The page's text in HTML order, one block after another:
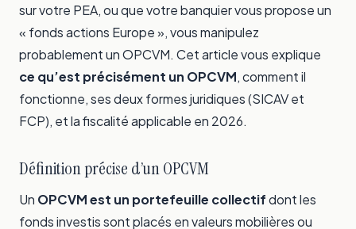
sur votre PEA, ou que votre banquier vous propose un
« fonds actions Europe », vous manipulez
probablement un OPCVM. Cet article vous explique
ce qu’est précisément un OPCVM, comment il
fonctionne, ses deux formes juridiques (SICAV et
FCP), et la fiscalité applicable en 2026.
Définition précise d’un OPCVM
Un OPCVM est un portefeuille collectifdont les
fonds investis sont placés en valeurs mobilières ou